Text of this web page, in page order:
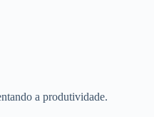
a produtividade.